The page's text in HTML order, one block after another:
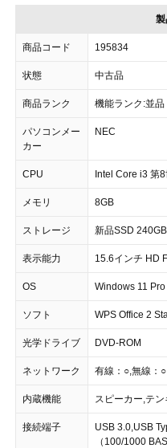
商品コード 195834
状態 中古品
商品ランク 機能ランク:並
パソコンメー
カー
NEC
CPU Intel Core i3 第
メモリ 8GB
ストレージ 新品SSD 240GB
表示能力 15.6インチ HD
OS Windows 11 Pro
ソフト WPS Office 2
光学ドライブ DVD-ROM
ネットワーク 有線：○,無線：○
内蔵機能 スピーカー,テン
接続端子
USB 3.0,USB
（100/1000